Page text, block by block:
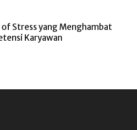
Stress yang Menghambat
Karyawan